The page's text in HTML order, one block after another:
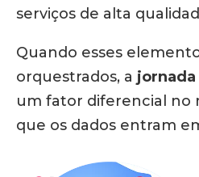
serviços de alta
Quando esses
orquestrados, a
um fator diferencial no
que os dados entram